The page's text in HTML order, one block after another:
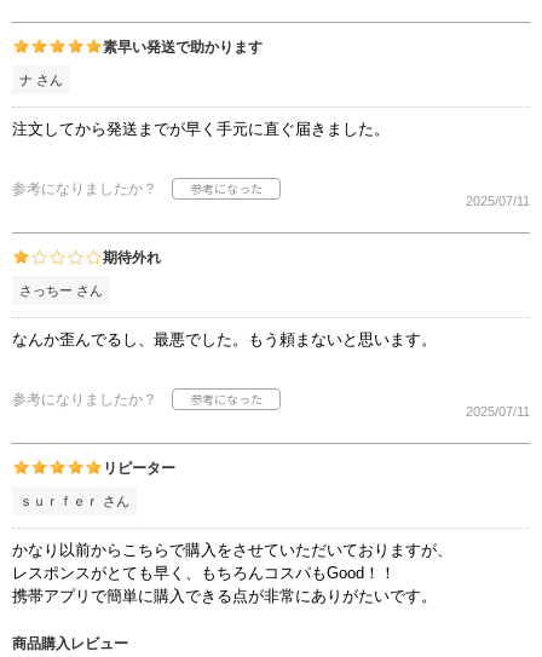
素早い発送で助かります
ナ さん
注文してから発送までが早く手元に直ぐ届きました。
参考になりましたか？
2025/07/11
期待外れ
さっちー さん
なんか歪んでるし、最悪でした。もう頼まないと思います。
参考になりましたか？
2025/07/11
リピーター
ｓｕｒｆｅｒ さん
かなり以前からこちらで購入をさせていただいておりますが、
レスポンスがとても早く、もちろんコスパもGood！！
携帯アプリで簡単に購入できる点が非常にありがたいです。
商品購入レビュー